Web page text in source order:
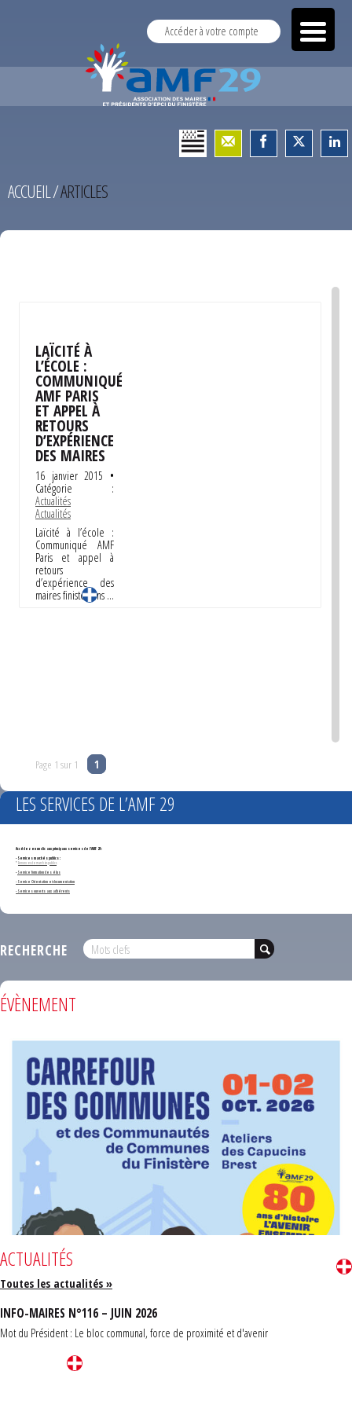
Accéder à votre compte
ACCUEIL/ARTICLES
LAÏCITÉ À
L’ÉCOLE :
COMMUNIQUÉ
AMF PARIS
ET APPEL À
RETOURS
D’EXPÉRIENCE
DES MAIRES
16 janvier 2015 •
Catégorie :
Actualités
Actualités
Laïcité à l’école :
Communiqué AMF
Paris et appel à
retours
d’expérience des
maires finistériens …
Page 1 sur 1 1
LES SERVICES DE L’AMF 29
Accédez en un clic aux principaux services de l'AMF 29 :
- Services marchés publics :
*Annonces de marchés publics
-Service formation des élus
- Service Orientation et documentation
- Services ouverts aux adhérents
RECHERCHE
ÉVÈNEMENT
ACTUALITÉS
Toutes les actualités »
INFO-MAIRES N°116 – JUIN 2026
Mot du Président : Le bloc communal, force de proximité et d'avenir